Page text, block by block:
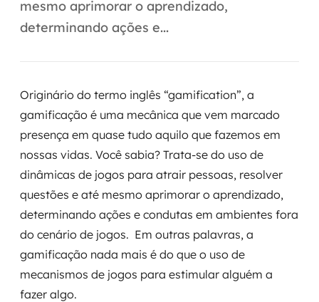
RPA e hiperautomação
Transformar dados em decisão
Data Analytics
Engenharia de dados
Data Platforms
Business Intelligence
Data Lakes & Warehouses
Governança de dados
mesmo aprimorar o aprendizado,
determinando ações e...
Originário do termo inglês “gamification”, a
gamificação é uma mecânica que vem marcado
presença em quase tudo aquilo que fazemos em
nossas vidas. Você sabia? Trata-se do uso de
dinâmicas de jogos para atrair pessoas, resolver
questões e até mesmo aprimorar o aprendizado,
determinando ações e condutas em ambientes fora
do cenário de jogos. Em outras palavras, a
gamificação nada mais é do que o uso de
mecanismos de jogos para estimular alguém a
fazer algo.